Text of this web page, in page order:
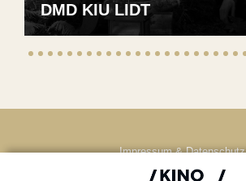
DMD KIU LIDT
Impressum & Datenschutz
AGB